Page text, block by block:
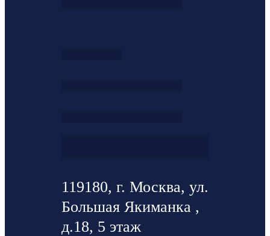
119180, г. Москва, ул.
Большая Якиманка ,
д.18, 5 этаж